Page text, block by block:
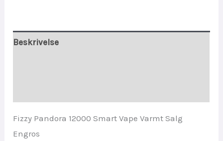
Beskrivelse
Fizzy Pandora 12000 Smart Vape Varmt Salg
Engros